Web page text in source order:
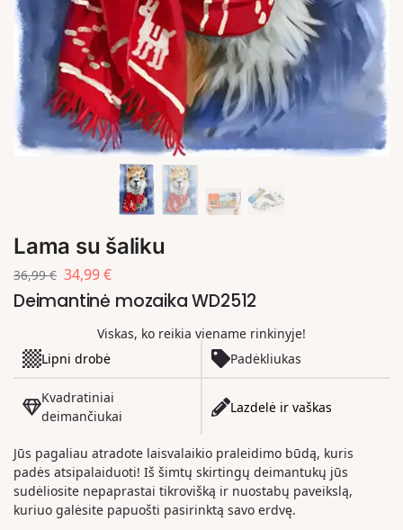
Lama su šaliku
36,99€ 34,99€
Deimantinė mozaika WD2512
Viskas, ko reikia viename rinkinyje!
Lipni drobė
Padėkliukas
Kvadratiniai
deimančiukai
Lazdelė ir vaškas
Jūs pagaliau atradote laisvalaikio praleidimo būdą, kuris
padės atsipalaiduoti! Iš šimtų skirtingų deimantukų jūs
sudėliosite nepaprastai tikrovišką ir nuostabų paveikslą,
kuriuo galėsite papuošti pasirinktą savo erdvę.